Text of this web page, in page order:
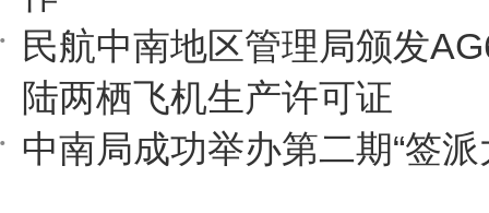
民航中南地区管理局颁发
陆两栖飞机生产许可证
中南局成功举办第二期“签派